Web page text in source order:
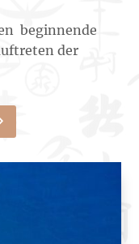
beginnende
der